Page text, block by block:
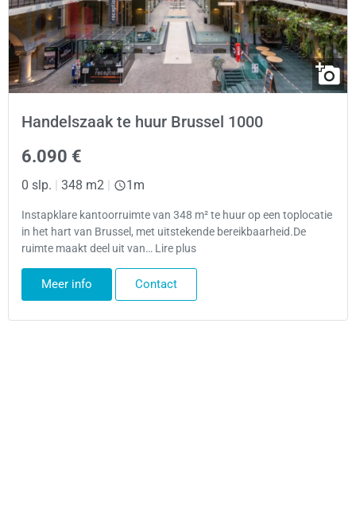
Handelszaak te huur Brussel 1000
6.090 €
0 slp. 348 m2 1m
Instapklare kantoorruimte van 348 m² te huur op een toplocatie
in het hart van Brussel, met uitstekende bereikbaarheid.De
ruimte maakt deel uit van… Lire plus
Meer info Contact